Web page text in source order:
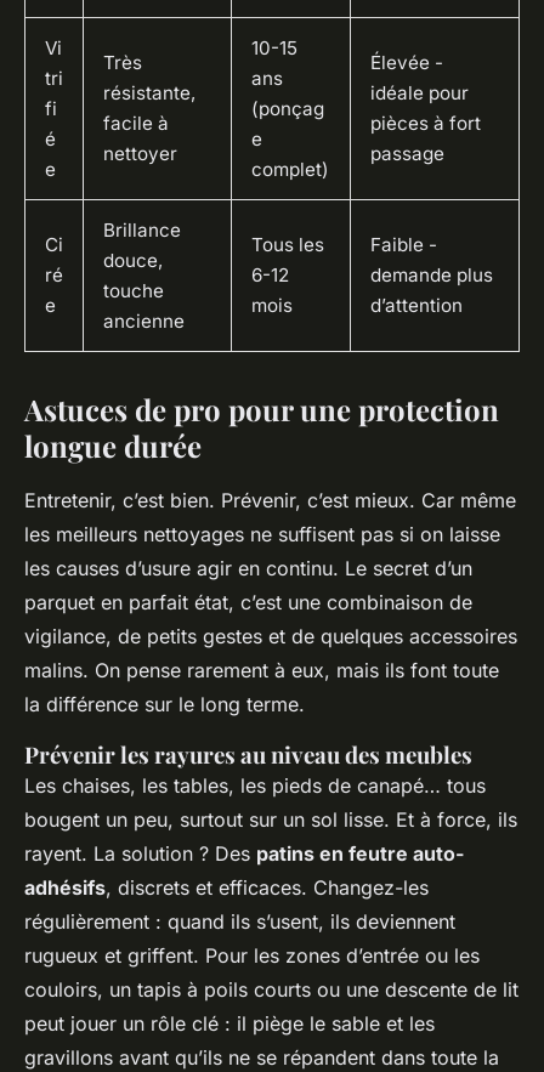
Vi
tri
fi
é
e
Très
résistante,
facile à
nettoyer
10-15
ans
(ponçag
e
complet)
Élevée -
idéale pour
pièces à fort
passage
Ci
ré
e
Brillance
douce,
touche
ancienne
Tous les
6-12
mois
Faible -
demande plus
d’attention
Astuces de pro pour une protection
longue durée
Entretenir, c’est bien. Prévenir, c’est mieux. Car même
les meilleurs nettoyages ne suffisent pas si on laisse
les causes d’usure agir en continu. Le secret d’un
parquet en parfait état, c’est une combinaison de
vigilance, de petits gestes et de quelques accessoires
malins. On pense rarement à eux, mais ils font toute
la différence sur le long terme.
Prévenir les rayures au niveau des meubles
Les chaises, les tables, les pieds de canapé… tous
bougent un peu, surtout sur un sol lisse. Et à force, ils
rayent. La solution ? Des patins en feutre auto-
adhésifs, discrets et efficaces. Changez-les
régulièrement : quand ils s’usent, ils deviennent
rugueux et griffent. Pour les zones d’entrée ou les
couloirs, un tapis à poils courts ou une descente de lit
peut jouer un rôle clé : il piège le sable et les
gravillons avant qu’ils ne se répandent dans toute la